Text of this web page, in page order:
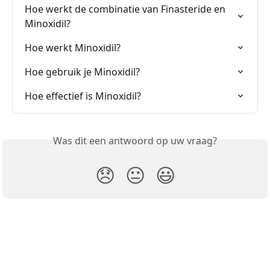
Hoe werkt de combinatie van Finasteride en
Minoxidil?
Hoe werkt Minoxidil?
Hoe gebruik je Minoxidil?
Hoe effectief is Minoxidil?
Was dit een antwoord op uw vraag?
😞 😐 😃